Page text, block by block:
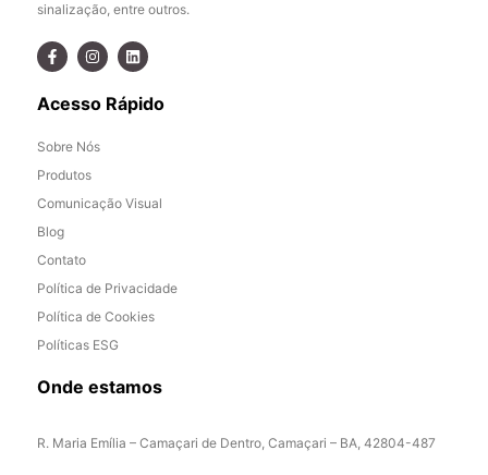
sinalização, entre outros.
Acesso Rápido
Sobre Nós
Produtos
Comunicação Visual
Blog
Contato
Política de Privacidade
Política de Cookies
Políticas ESG
Onde estamos
R. Maria Emília – Camaçari de Dentro, Camaçari – BA, 42804-487